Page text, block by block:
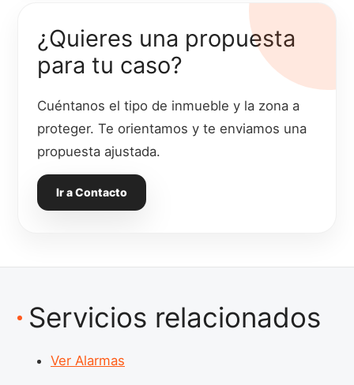
¿Quieres una propuesta
para tu caso?
Cuéntanos el tipo de inmueble y la zona a
proteger. Te orientamos y te enviamos una
propuesta ajustada.
Ir a Contacto
Servicios relacionados
Ver Alarmas